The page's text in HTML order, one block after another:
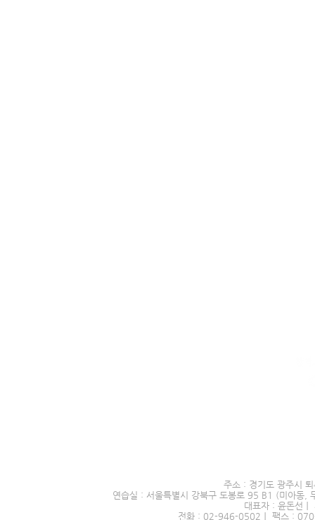
주소 : 경기도 광주시
연습실 : 서울특별시 강북구 도봉로 95 B1 (미아동,
대표자 : 윤돈선
전화 : 02-946-0502｜ 팩스 :